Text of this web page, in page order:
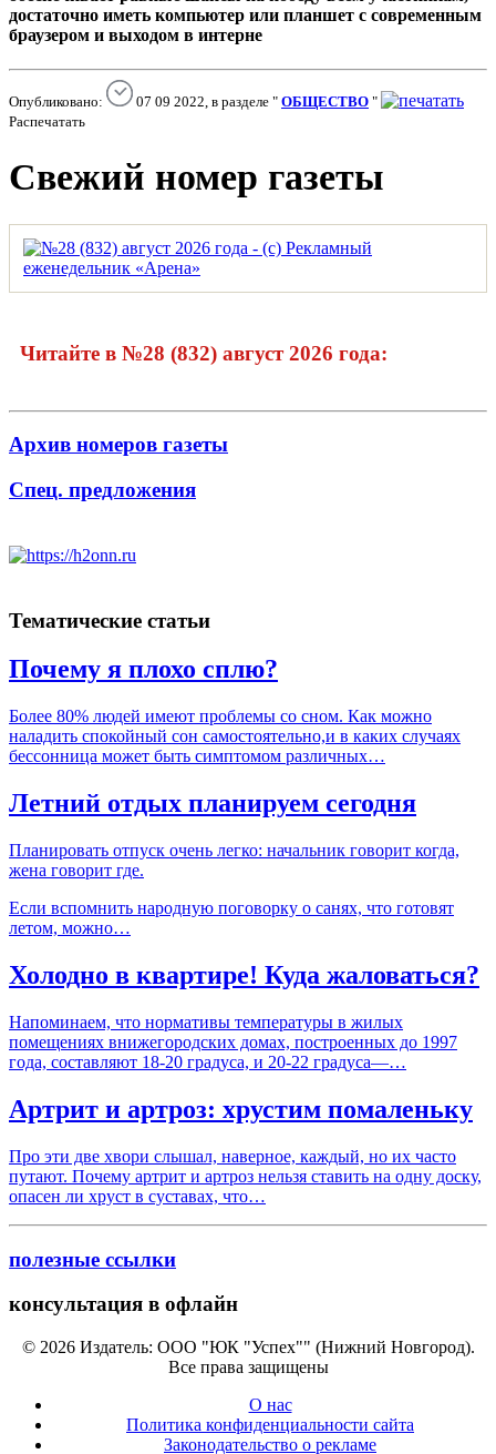
достаточно иметь компьютер или планшет с современным
браузером и выходом в интерне
Опубликовано: 07 09 2022, в разделе " ОБЩЕСТВО "
Распечатать
Свежий номер газеты
Читайте в №28 (832) август 2026 года:
Архив номеров газеты
Спец. предложения
Тематические статьи
Почему я плохо сплю?
Более 80% людей имеют проблемы со сном. Как можно
наладить спокойный сон самостоятельно,и в каких случаях
бессонница может быть симптомом различных…
Летний отдых планируем сегодня
Планировать отпуск очень легко: начальник говорит когда,
жена говорит где.
Если вспомнить народную поговорку о санях, что готовят
летом, можно…
Холодно в квартире! Куда жаловаться?
Напоминаем, что нормативы температуры в жилых
помещениях внижегородских домах, построенных до 1997
года, составляют 18-20 градуса, и 20-22 градуса—…
Артрит и артроз: хрустим помаленьку
Про эти две хвори слышал, наверное, каждый, но их часто
путают. Почему артрит и артроз нельзя ставить на одну доску,
опасен ли хруст в суставах, что…
полезные ссылки
консультация в офлайн
© 2026 Издатель: ООО "ЮК "Успех"" (Нижний Новгород).
Все права защищены
О нас
Политика конфиденциальности сайта
Законодательство о рекламе